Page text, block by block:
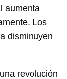
aumenta
Los
disminuyen
revolución